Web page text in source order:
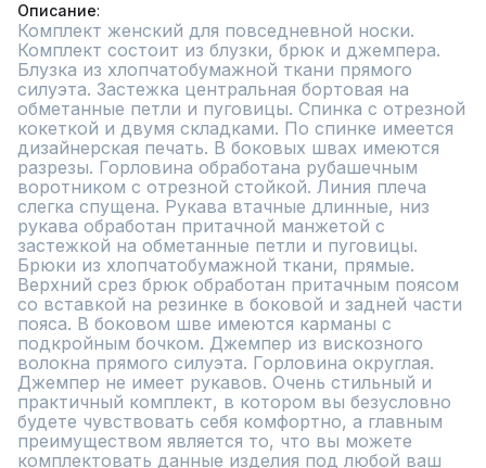
Описание
Комплект женский для повседневной носки.
Комплект состоит из блузки, брюк и джемпера.
Блузка из хлопчатобумажной ткани прямого
силуэта. Застежка центральная бортовая на
обметанные петли и пуговицы. Спинка с отрезной
кокеткой и двумя складками. По спинке имеется
дизайнерская печать. В боковых швах имеются
разрезы. Горловина обработана рубашечным
воротником с отрезной стойкой. Линия плеча
слегка спущена. Рукава втачные длинные, низ
рукава обработан притачной манжетой с
застежкой на обметанные петли и пуговицы.
Брюки из хлопчатобумажной ткани, прямые.
Верхний срез брюк обработан притачным поясом
со вставкой на резинке в боковой и задней части
пояса. В боковом шве имеются карманы с
подкройным бочком. Джемпер из вискозного
волокна прямого силуэта. Горловина округлая.
Джемпер не имеет рукавов. Очень стильный и
практичный комплект, в котором вы безусловно
будете чувствовать себя комфортно, а главным
преимуществом является то, что вы можете
комплектовать данные изделия под любой ваш